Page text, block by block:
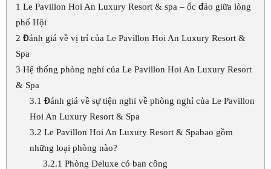
1 Le Pavillon Hoi An Luxury Resort & spa – ốc đảo giữa lòng
phố Hội
2 Đánh giá về vị trí của Le Pavillon Hoi An Luxury Resort &
Spa
3 Hệ thống phòng nghỉ của Le Pavillon Hoi An Luxury Resort
& Spa
3.1 Đánh giá về sự tiện nghi về phòng nghỉ của Le Pavillon
Hoi An Luxury Resort & Spa
3.2 Le Pavillon Hoi An Luxury Resort & Spabao gồm
những loại phòng nào?
3.2.1 Phòng Deluxe có ban công